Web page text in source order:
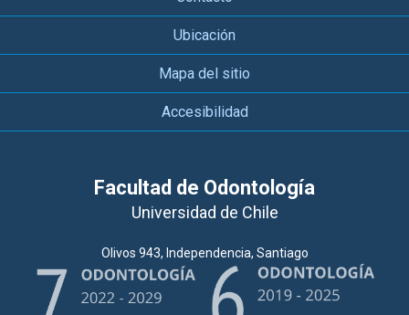
Ubicación
Mapa del sitio
Accesibilidad
Facultad de Odontología
Universidad de Chile
Olivos 943, Independencia, Santiago